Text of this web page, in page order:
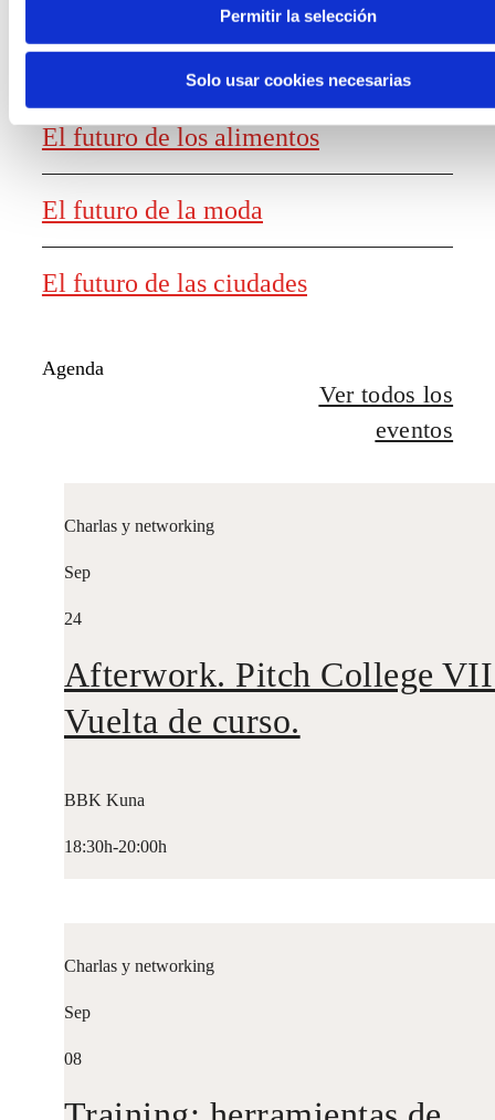
Permitir la selección
Solo usar cookies necesarias
El futuro de los alimentos
El futuro de la moda
El futuro de las ciudades
Agenda
Ver todos los
eventos
Charlas y networking
Sep
24
Afterwork. Pitch College
Vuelta de curso.
BBK Kuna
18:30h-20:00h
Charlas y networking
Sep
08